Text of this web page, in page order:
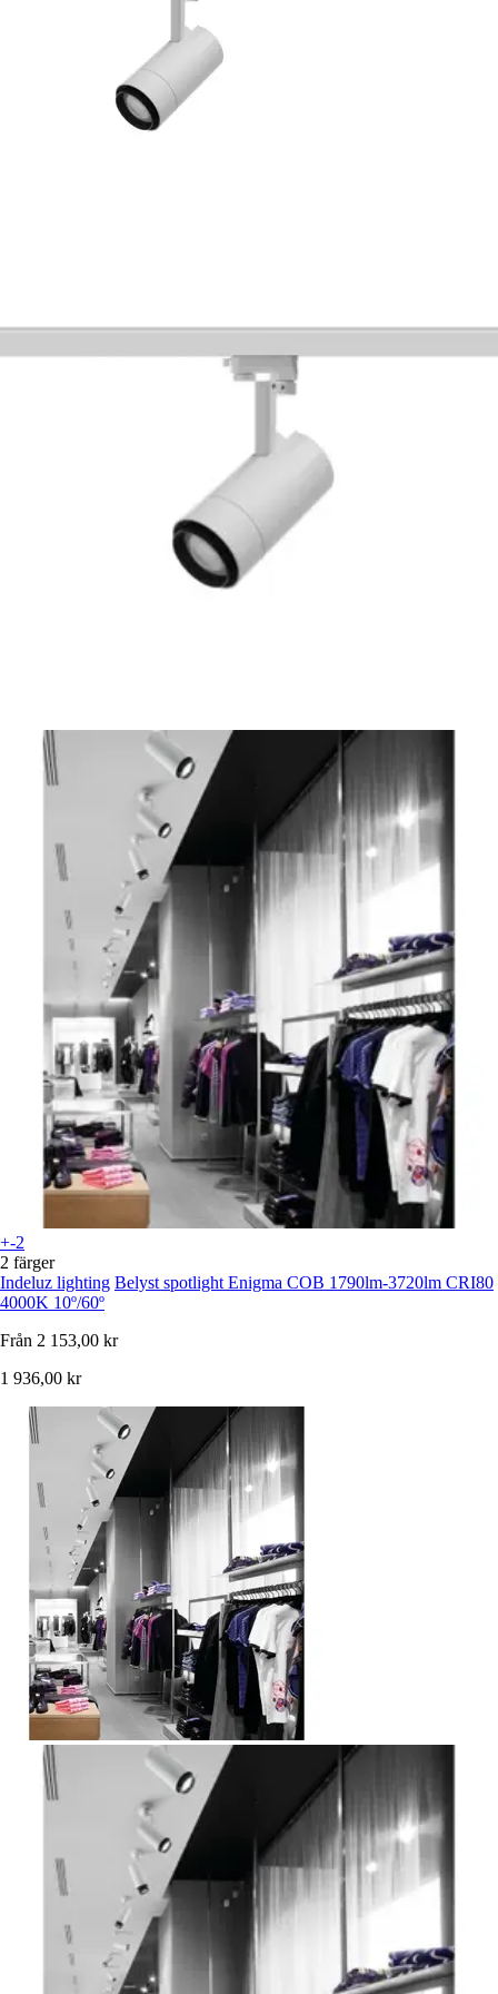
+-2
2 färger
Indeluz lighting Belyst spotlight Enigma COB 1790lm-3720lm CRI80
4000K 10º/60º
Från 2 153,00 kr
1 936,00 kr